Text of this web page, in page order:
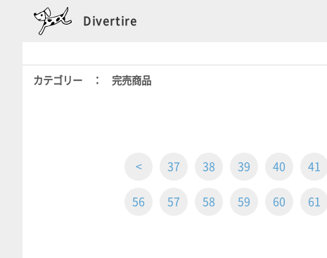
Divertire
カテゴリー ： 完売商品
< 37 38 39 40 41
56 57 58 59 60 61